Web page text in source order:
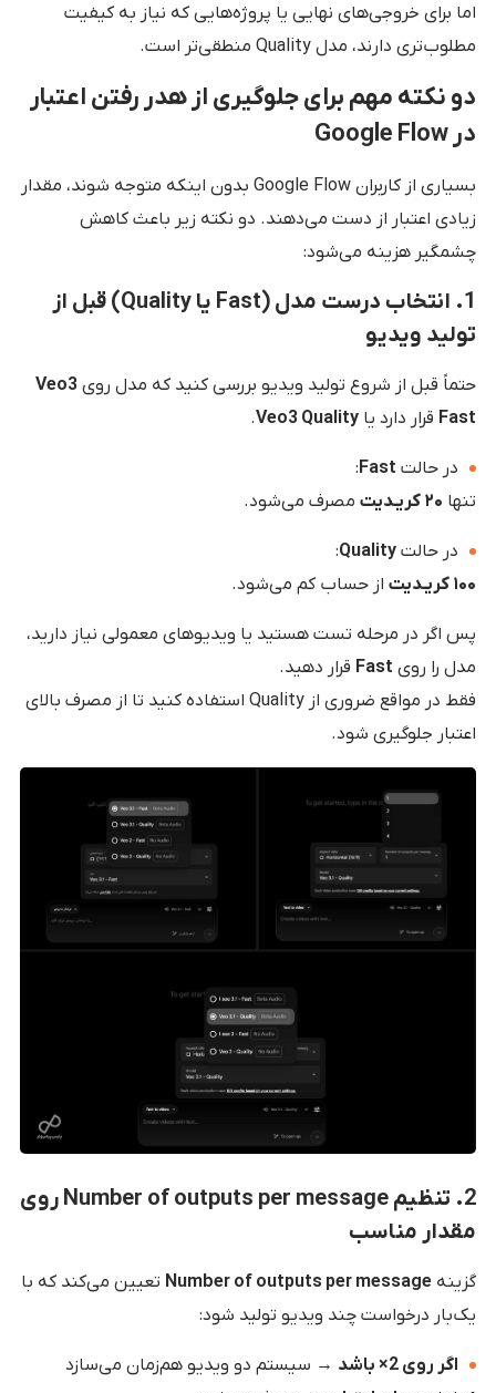
اما برای خروجی‌های نهایی یا پروژه‌هایی که نیاز به کیفیت
مطلوب‌تری دارند، مدل Quality منطقی‌تر است.
دو نکته مهم برای جلوگیری از هدر رفتن اعتبار
در Google Flow
بسیاری از کاربران Google Flow بدون اینکه متوجه شوند، مقدار
زیادی اعتبار از دست می‌دهند. دو نکته زیر باعث کاهش
چشمگیر هزینه می‌شود:
1. انتخاب درست مدل (Fast یا Quality) قبل از
تولید ویدیو
حتماً قبل از شروع تولید ویدیو بررسی کنید که مدل روی Veo3
Fast قرار دارد یا Veo3 Quality
.
در حالت Fast
:
تنها ۲۰ کریـدیت مصرف می‌شود.
در حالت Quality
:
۱۰۰ کریـدیت
از حساب کم می‌شود.
پس اگر در مرحله تست هستید یا ویدیوهای معمولی نیاز دارید،
مدل را روی Fast قرار دهید.
فقط در مواقع ضروری از Quality استفاده کنید تا از مصرف بالای
اعتبار جلوگیری شود.
2. تنظیم Number of outputs per message روی
مقدار مناسب
گزینه Number of outputs per message تعیین می‌کند که با
یک‌بار درخواست چند ویدیو تولید شود:
اگر روی 2× باشد
→ سیستم دو ویدیو هم‌زمان می‌سازد